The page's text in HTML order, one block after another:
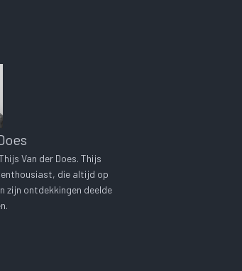
Van der Does. Thijs
die altijd op
zijn ontdekkingen deelde